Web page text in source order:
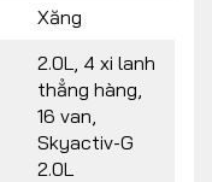
Xăng
2.0L, 4 xi lanh
thẳng hàng,
16 van,
Skyactiv-G
2.0L